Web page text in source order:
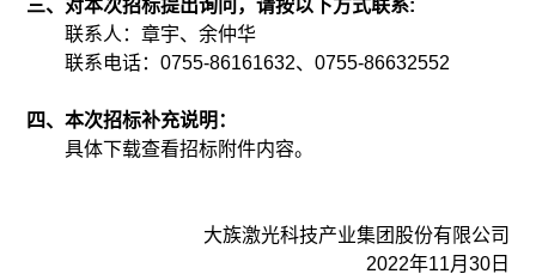
三、对本次招标提出询问，请按以下方式联系:
联系人：章宇、余仲华
联系电话：0755-86161632、0755-86632552
四、本次招标补充说明：
具体下载查看招标附件内容。
大族激光科技产业集团股份有限公司
2022年11月30日